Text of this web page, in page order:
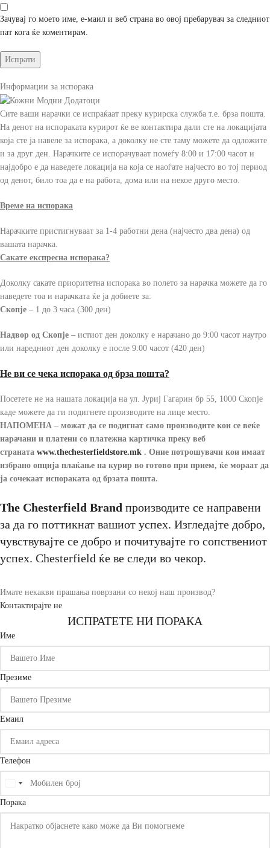
Зачувај го моето име, е-маил и веб страна во овој пребарувач за следниот
пат кога ќе коментирам.
Информации за испорака
Сите ваши нарачки се испраќаат преку курирска служба т.е. брза пошта.
На денот на испораката курирот ќе ве контактира дали сте на локацијата
која сте ја навеле за испорака, а доколку не сте таму можете да одложите
и за друг ден. Нарачките се испорачуваат помеѓу 8:00 и 17:00 часот и
најдобро е да наведете локација на која се наоѓате најчесто во тој период
од денот, било тоа да е на работа, дома или на некое друго место.
Време на испорака
Нарачките пристигнуваат за 1-4 работни дена (најчесто два дена) од
вашата нарачка.
Сакате експресна испорака?
Доколку сакате приоритетна испорака во полето за нарачка можете да го
наведете тоа и нарачката ќе ја добиете за:
Скопје – 1 до 3 часа (300 ден)
Надвор од Скопје – истиот ден доколку е нарачано до 9:00 часот наутро
или наредниот ден доколку е после 9:00 часот (420 ден)
Не ви се чека испорака од брза пошта?
Посетете не на нашата локација на ул. Јуриј Гагарин бр 55, 1000 Скопје
каде можете да ги подигнете производите на лице место.
НАПОМЕНА – можат да се подигнат само производите кои се веќе
нарачани и платени со платежна картичка преку веб
страната www.thechesterfieldstore.mk . Оние потрошувачи кои имаат
избрано опција плаќање на курир во готово при прием, ќе мораат да
ја сочекаат испораката од брзата пошта.
The Chesterfield Brand производите се направени
за да го поттикнат вашиот успех. Изгледајте добро,
чувствувајте се добро и почитувајте го сопствениот
успех. Chesterfield ќе ве следи во чекор.
Имате некакви прашања поврзани со некој наш производ?
Контактирајте не
ИСПРАТЕТЕ НИ ПОРАКА
Име
Презиме
Емаил
Телефон
United
States
+1
Порака